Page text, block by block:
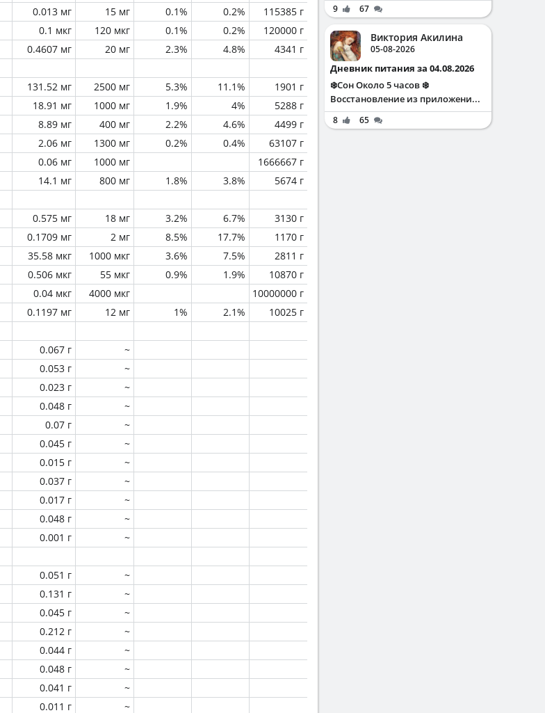
0.013 мг 15 мг 0.1% 0.2%
115385 г
0.1 мкг 120 мкг 0.1% 0.2%
120000 г
0.4607 мг 20 мг 2.3% 4.8% 4341 г
131.52 мг 2500 мг 5.3% 11.1%
1901 г
18.91 мг 1000 мг 1.9% 4%
5288 г
8.89 мг 400 мг 2.2% 4.6%
4499 г
2.06 мг 1300 мг 0.2% 0.4%
63107 г
0.06 мг 1000 мг
1666667 г
14.1 мг 800 мг 1.8% 3.8% 5674 г
0.575 мг 18 мг 3.2% 6.7%
3130 г
0.1709 мг 2 мг 8.5% 17.7%
1170 г
35.58 мкг 1000 мкг 3.6% 7.5%
2811 г
0.506 мкг 55 мкг 0.9% 1.9%
10870 г
0.04 мкг 4000 мкг
10000000 г
0.1197 мг 12 мг 1% 2.1% 10025 г
0.067 г
~
0.053 г
~
0.023 г
~
0.048 г
~
0.07 г
~
0.045 г
~
0.015 г
~
0.037 г
~
0.017 г
~
0.048 г
~
0.001 г ~
0.051 г
~
0.131 г
~
0.045 г
~
0.212 г
~
0.044 г
~
0.048 г
~
0.041 г
~
0.011 г ~
9 67
Виктория Акилина
05-08-2026
Дневник питания за 04.08.2026
❄️Сон Около 5 часов ❄️
Восстановление из приложени...
8 65